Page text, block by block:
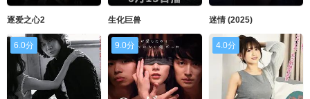
逐爱之心2 生化巨兽 迷情 (2025)
6.0分 9.0分 4.0分